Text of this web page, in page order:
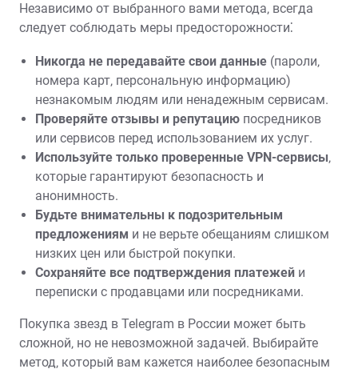
Независимо от выбранного вами метода‚ всегда
следует соблюдать меры предосторожности⁚
Никогда не передавайте свои данные (пароли‚
номера карт‚ персональную информацию)
незнакомым людям или ненадежным сервисам.
Проверяйте отзывы и репутацию посредников
или сервисов перед использованием их услуг.
Используйте только проверенные VPN-сервисы‚
которые гарантируют безопасность и
анонимность.
Будьте внимательны к подозрительным
предложениям и не верьте обещаниям слишком
низких цен или быстрой покупки.
Сохраняйте все подтверждения платежей и
переписки с продавцами или посредниками.
Покупка звезд в Telegram в России может быть
сложной‚ но не невозможной задачей. Выбирайте
метод‚ который вам кажется наиболее безопасным